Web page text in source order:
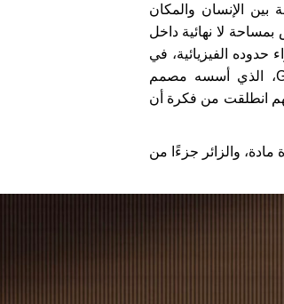
بين الإنسان والمكان
لا نهائية داخل
الفيزيائية، في
، الذي أسسه مصمم
انطلقت من فكرة أن
والزائر جزءًا من